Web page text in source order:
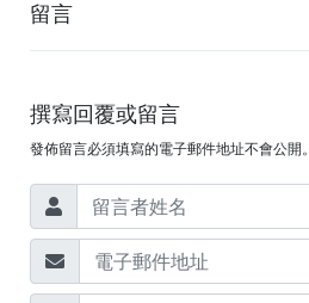
留言
撰寫回覆或留言
發佈留言必須填寫的電子郵件地址不會公開。